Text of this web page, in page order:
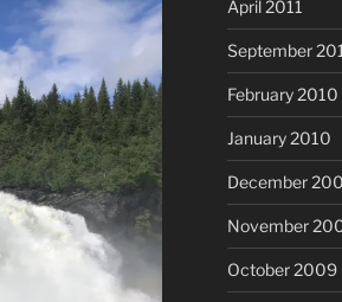
April 2011
September
February 2010
January 2010
December
November
October 2009